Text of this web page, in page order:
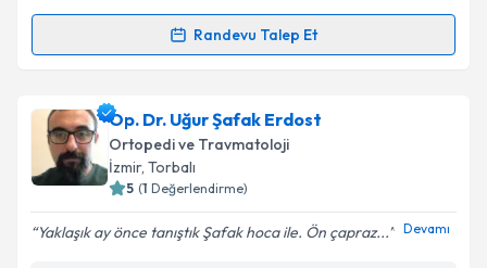
Metni'ni okudum ve kişisel verilerimin belirtilen
kapsamda işlenmesini kabul ediyorum.
Randevu Talep Et
Randevu Takvimi Talebi
Op. Dr. Ergül Mavi için randevu takvimi talebi
oluşturun. Size bu uzmandan randevu almanız için bir
takvim hazırlandığında e-posta ile bilgilendireceğiz.
Op. Dr. Uğur Şafak Erdost
Ortopedi ve Travmatoloji
İzmir, Torbalı
5 (1 Değerlendirme)
Yaklaşık ay önce tanıştık Şafak hoca ile. Ön çapraz... Devamı